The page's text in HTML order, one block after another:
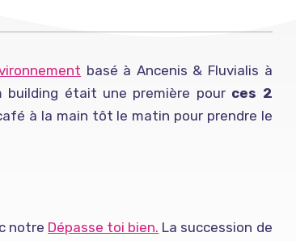
basé à Ancenis & Fluvialis à
était une première pour ces 2
à la main tôt le matin pour prendre le
notre Dépasse toi bien. La succession de